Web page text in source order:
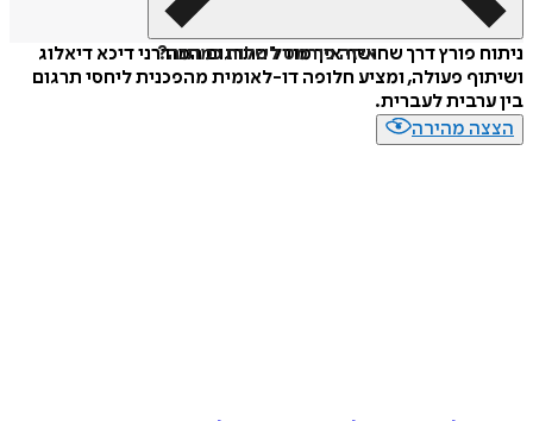
איזה פורמט לשלוח כמתנה?
ניתוח פורץ דרך שחושף איך מודל התרגום המודרני דיכא דיאלוג
ושיתוף פעולה, ומציע חלופה דו-לאומית מהפכנית ליחסי תרגום
בין ערבית לעברית.
הצצה מהירה